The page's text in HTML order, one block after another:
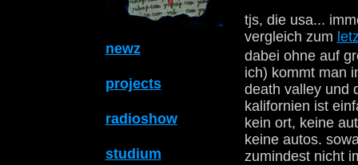
newz
projects
radioshow
studium
tjs, die usa...
vergleich zum
dabei ohne auf
ich) kommt man
death valley und
kalifornien ist
kein ort, keine
keine autos.
zumindest nicht